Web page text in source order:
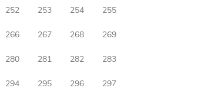
252 253 254 255
266 267 268 269
280 281 282 283
294 295 296 297